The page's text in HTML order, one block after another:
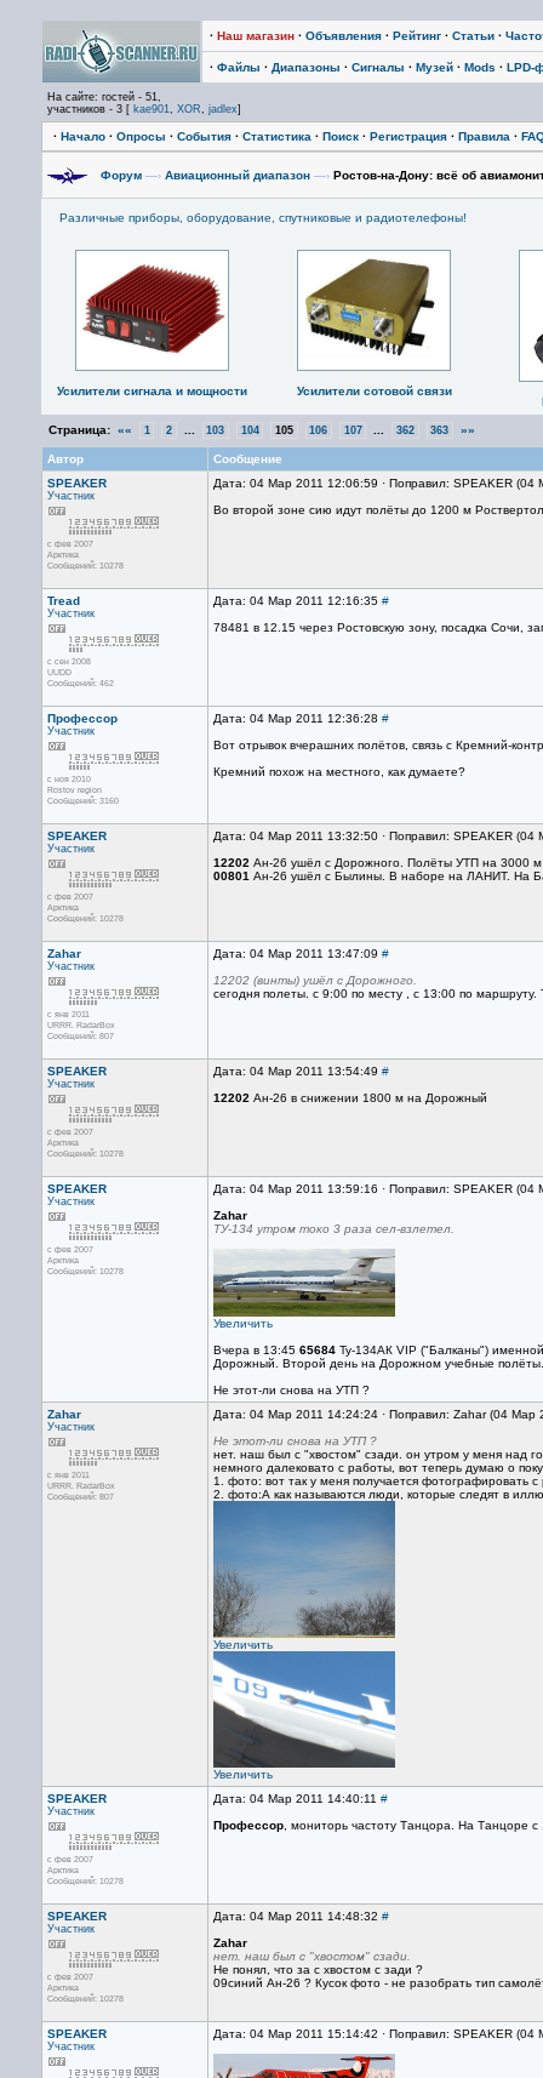
· Наш магазин · Объявления · Рейтинг · Статьи ·
· Файлы · Диапазоны · Сигналы · Музей · Mods · LPD-
На сайте: гостей - 51,
участников - 3 [ kae901, XOR, jadlex]
· Начало · Опросы · События · Статистика · Поиск · Регистрация · Правила ·
Форум —› Авиационный диапазон —› Ростов-на-Дону: всё об
Различные приборы, оборудование, спутниковые и радиотелефоны!
Усилители сигнала и мощности
Усилители сотовой связи
Страница: «« 1 2 103 104 105 106 107 362 363 »»
Автор
Сообщение
SPEAKER
Участник
с фев 2007
Арктика
Сообщений: 10278
Дата: 04 Мар 2011 12:06:59 · Поправил: SPEAKER
Во второй зоне сию идут полёты до 1200 м
Tread
Участник
с сен 2008
UUDD
Сообщений: 462
Дата: 04 Мар 2011 12:16:35 #
78481 в 12.15 через Ростовскую зону, посадка Сочи,
Профессор
Участник
с ноя 2010
Rostov region
Сообщений: 3160
Дата: 04 Мар 2011 12:36:28 #
Вот отрывок вчерашних полётов, связь с Кремний-
Кремний похож на местного, как думаете?
SPEAKER
Участник
с фев 2007
Арктика
Сообщений: 10278
Дата: 04 Мар 2011 13:32:50 · Поправил: SPEAKER
12202 Ан-26 ушёл с Дорожного. Полёты УТП на 3000 м
00801 Ан-26 ушёл с Былины. В наборе на ЛАНИТ. На
Zahar
Участник
с янв 2011
URRR. RadarBox
Сообщений: 807
Дата: 04 Мар 2011 13:47:09 #
12202 (винты) ушёл с Дорожного.
сегодня полеты. с 9:00 по месту , с 13:00 по
SPEAKER
Участник
с фев 2007
Арктика
Сообщений: 10278
Дата: 04 Мар 2011 13:54:49 #
12202 Ан-26 в снижении 1800 м на Дорожный
SPEAKER
Участник
с фев 2007
Арктика
Сообщений: 10278
Дата: 04 Мар 2011 13:59:16 · Поправил: SPEAKER
Zahar
ТУ-134 утром токо 3 раза сел-взлетел.
Увеличить
Вчера в 13:45 65684 Ту-134АК VIP ("Балканы")
Дорожный. Второй день на Дорожном учебные полёты.
Не этот-ли снова на УТП ?
Zahar
Участник
с янв 2011
URRR. RadarBox
Сообщений: 807
Дата: 04 Мар 2011 14:24:24 · Поправил: Zahar (04 Мар
Не этот-ли снова на УТП ?
нет. наш был с "хвостом" сзади. он утром у меня над
немного далековато с работы, вот теперь думаю о
1. фото: вот так у меня получается фотографировать
2. фото:А как называются люди, которые следят в
Увеличить
Увеличить
SPEAKER
Участник
с фев 2007
Арктика
Сообщений: 10278
Дата: 04 Мар 2011 14:40:11 #
Профессор , мониторь частоту Танцора. На Танцоре
SPEAKER
Участник
с фев 2007
Арктика
Сообщений: 10278
Дата: 04 Мар 2011 14:48:32 #
Zahar
нет. наш был с "хвостом" сзади.
Не понял, что за с хвостом с зади ?
09синий Ан-26 ? Кусок фото - не разобрать тип
SPEAKER
Участник
Дата: 04 Мар 2011 15:14:42 · Поправил: SPEAKER